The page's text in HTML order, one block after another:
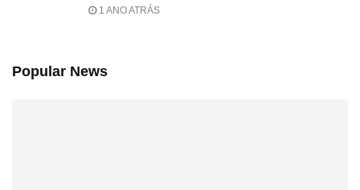
1 ANO ATRÁS
Popular News